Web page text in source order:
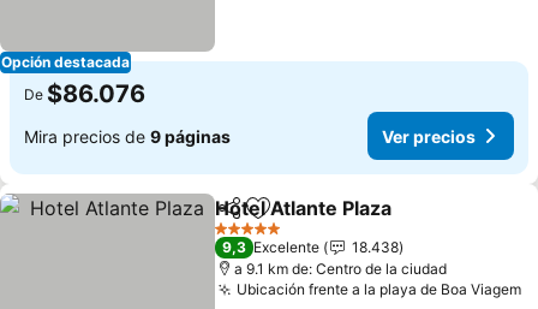
Opción destacada
De $86.076
Mira precios de 9 páginas Ver precios
CompartirAgregar a favoritos
Hotel Atlante Plaza
5 Estrellas
9,3 Excelente
18.438
a 9.1 km de: Centro de la ciudad
Ubicación frente a la playa de Boa Viagem